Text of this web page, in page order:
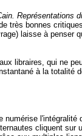
Représentations
très bonnes
laisse à penser
libraires, qui ne
à la totalité
cliquent